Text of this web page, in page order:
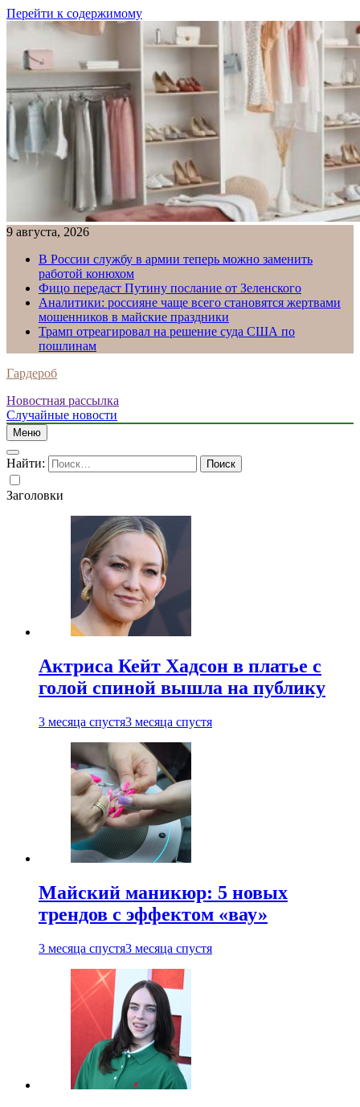
Перейти к содержимому
9 августа, 2026
В России службу в армии теперь можно заменить
работой конюхом
Фицо передаст Путину послание от Зеленского
Аналитики: россияне чаще всего становятся жертвами
мошенников в майские праздники
Трамп отреагировал на решение суда США по
пошлинам
Гардероб
Новостная рассылка
Случайные новости
Меню
Найти:
Заголовки
Актриса Кейт Хадсон в платье с
голой спиной вышла на публику
3 месяца спустя3 месяца спустя
Майский маникюр: 5 новых
трендов с эффектом «вау»
3 месяца спустя3 месяца спустя